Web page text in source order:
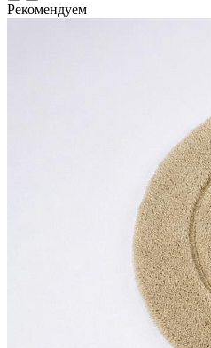
Рекомендуем